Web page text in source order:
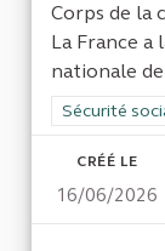
Corps de la
La France a
nationale
Filtrer les
Sécurité
CRÉÉ LE
16/06/2026